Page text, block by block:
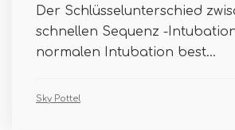
Der Schlüsselunterschied
schnellen Sequenz -
normalen Intubation best...
Sky Pottel